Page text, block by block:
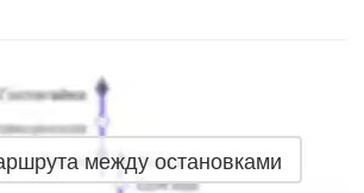
между остановками